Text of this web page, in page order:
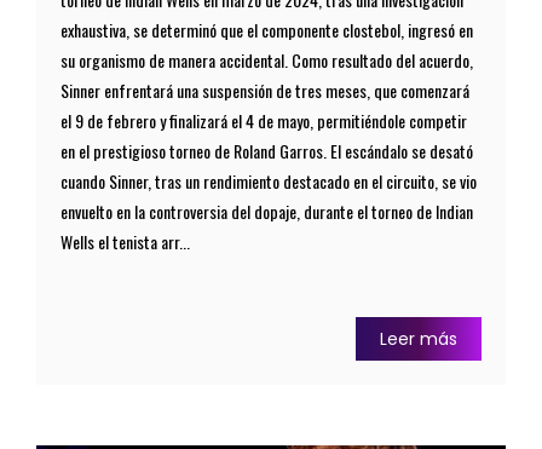
exhaustiva, se determinó que el componente clostebol, ingresó en
su organismo de manera accidental. Como resultado del acuerdo,
Sinner enfrentará una suspensión de tres meses, que comenzará
el 9 de febrero y finalizará el 4 de mayo, permitiéndole competir
en el prestigioso torneo de Roland Garros. El escándalo se desató
cuando Sinner, tras un rendimiento destacado en el circuito, se vio
envuelto en la controversia del dopaje, durante el torneo de Indian
Wells el tenista arr...
Leer más